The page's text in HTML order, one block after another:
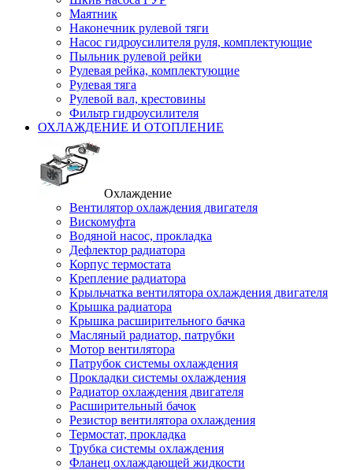
Маятник
Наконечник рулевой тяги
Насос гидроусилителя руля, комплектующие
Пыльник рулевой рейки
Рулевая рейка, комплектующие
Рулевая тяга
Рулевой вал, крестовины
Фильтр гидроусилителя
ОХЛАЖДЕНИЕ И ОТОПЛЕНИЕ
Охлаждение
Вентилятор охлаждения двигателя
Вискомуфта
Водяной насос, прокладка
Дефлектор радиатора
Корпус термостата
Крепление радиатора
Крыльчатка вентилятора охлаждения двигателя
Крышка радиатора
Крышка расширительного бачка
Масляный радиатор, патрубки
Мотор вентилятора
Патрубок системы охлаждения
Прокладки системы охлаждения
Радиатор охлаждения двигателя
Расширительный бачок
Резистор вентилятора охлаждения
Термостат, прокладка
Трубка системы охлаждения
Фланец охлаждающей жидкости